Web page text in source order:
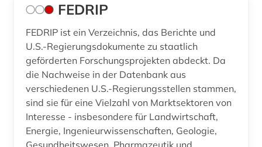
FEDRIP
FEDRIP ist ein Verzeichnis, das Berichte und
U.S.-Regierungsdokumente zu staatlich
geförderten Forschungsprojekten abdeckt. Da
die Nachweise in der Datenbank aus
verschiedenen U.S.-Regierungsstellen stammen,
sind sie für eine Vielzahl von Marktsektoren von
Interesse - insbesondere für Landwirtschaft,
Energie, Ingenieurwissenschaften, Geologie,
Gesundheitswesen, Pharmazeutik und